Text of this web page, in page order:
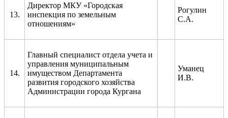
13.
Директор МКУ «Городская
инспекция по земельным
отношениям»
Рогулин
С.А.
14.
Главный специалист отдела учета и
управления муниципальным
имуществом Департамента
развития городского хозяйства
Администрации города Кургана
Уманец
И.В.